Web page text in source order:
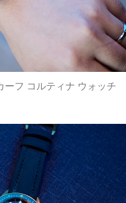
ーフ コルティナ ウォッチ